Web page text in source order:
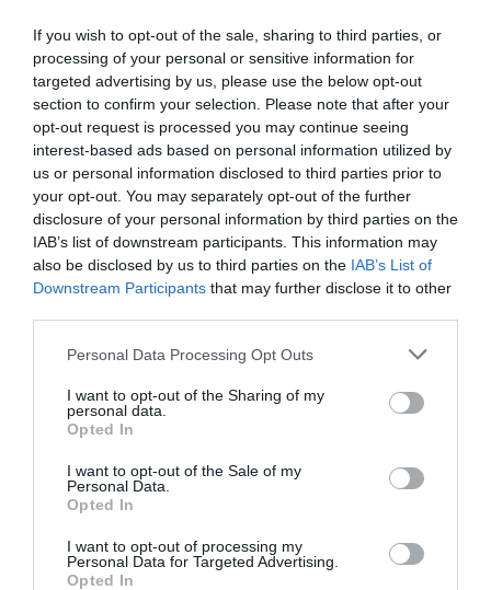
If you wish to opt-out of the sale, sharing to third parties, or
processing of your personal or sensitive information for
targeted advertising by us, please use the below opt-out
section to confirm your selection. Please note that after your
opt-out request is processed you may continue seeing
interest-based ads based on personal information utilized by
us or personal information disclosed to third parties prior to
your opt-out. You may separately opt-out of the further
disclosure of your personal information by third parties on the
IAB’s list of downstream participants. This information may
also be disclosed by us to third parties on the IAB’s List of
Downstream Participants that may further disclose it to other
Personal Data Processing Opt Outs
I want to opt-out of the Sharing of my
personal data.
Opted In
I want to opt-out of the Sale of my
Personal Data.
Opted In
I want to opt-out of processing my
Personal Data for Targeted Advertising.
Opted In
13,59 € 15,99 €
[TOPN02 ]
Ver producto
12,74 € 14,
[TOPN04P ]
Ver producto
-15%
★★★★★
★★★★★
19,54
Ver producto
-15%
Ver producto